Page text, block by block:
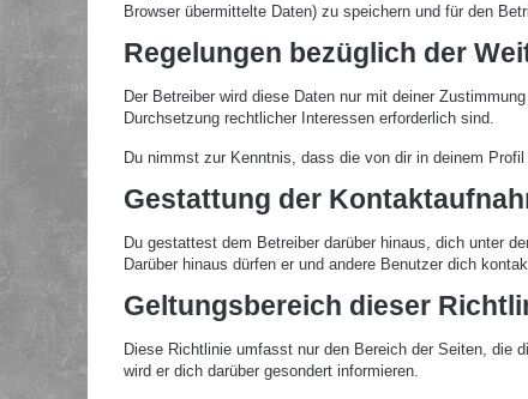
Browser übermittelte Daten) zu speichern und für den
Regelungen bezüglich der
Der Betreiber wird diese Daten nur mit deiner
Durchsetzung rechtlicher Interessen erforderlich sind.
Du nimmst zur Kenntnis, dass die von dir in deinem
Gestattung der
Du gestattest dem Betreiber darüber hinaus, dich unter
Darüber hinaus dürfen er und andere Benutzer dich
Geltungsbereich dieser
Diese Richtlinie umfasst nur den Bereich der Seiten, die
wird er dich darüber gesondert informieren.